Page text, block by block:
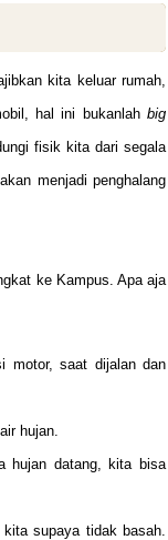
kita keluar rumah,
hal ini bukanlah big
fisik kita dari segala
menjadi penghalang
ke Kampus. Apa aja
motor, saat dijalan dan
hujan.
hujan datang, kita bisa
kita supaya tidak basah.